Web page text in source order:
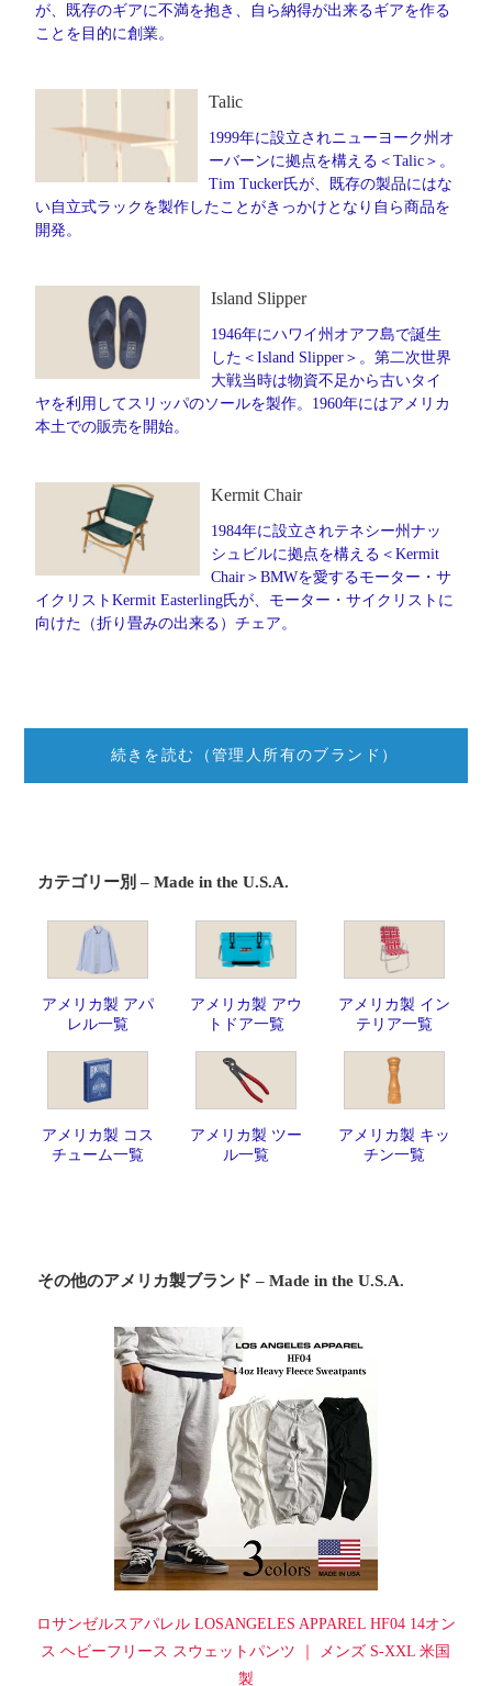
が、既存のギアに不満を抱き、自ら納得が出来るギアを作る
ことを目的に創業。
Talic
1999年に設立されニューヨーク州オ
ーバーンに拠点を構える＜Talic＞。
Tim Tucker氏が、既存の製品にはな
い自立式ラックを製作したことがきっかけとなり自ら商品を
開発。
Island Slipper
1946年にハワイ州オアフ島で誕生
した＜Island Slipper＞。第二次世界
大戦当時は物資不足から古いタイ
ヤを利用してスリッパのソールを製作。1960年にはアメリカ
本土での販売を開始。
Kermit Chair
1984年に設立されテネシー州ナッ
シュビルに拠点を構える＜Kermit
Chair＞BMWを愛するモーター・サ
イクリストKermit Easterling氏が、モーター・サイクリストに
向けた（折り畳みの出来る）チェア。
続きを読む（管理人所有のブランド）
カテゴリー別 – Made in the U.S.A.
アメリカ製 アパ
レル一覧
アメリカ製 アウ
トドア一覧
アメリカ製 イン
テリア一覧
アメリカ製 コス
チューム一覧
アメリカ製 ツー
ル一覧
アメリカ製 キッ
チン一覧
その他のアメリカ製ブランド – Made in the U.S.A.
ロサンゼルスアパレル LOSANGELES APPAREL HF04 14オン
ス ヘビーフリース スウェットパンツ ｜ メンズ S-XXL 米国
製